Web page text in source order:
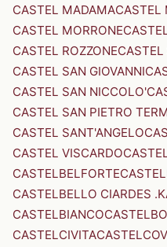
CASTEL MADAMACASTEL
CASTEL MORRONE
CASTEL ROZZONECASTEL
CASTEL SAN GIOVANNI
CASTEL SAN NICCOLO'
CASTEL SAN PIETRO
CASTEL SANT'ANGELO
CASTEL VISCARDO
CASTELBELFORTE
CASTELBELLO CIARDES
CASTELBIANCO
CASTELCIVITA